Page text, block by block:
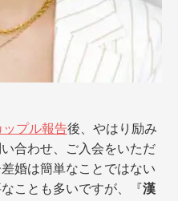
プル報告後、やはり励み
合わせ、ご入会をいただ
婚は簡単なことではない
ことも多いですが、『漢